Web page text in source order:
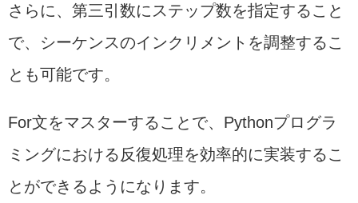
さらに、第三引数にステップ数を指定すること
で、シーケンスのインクリメントを調整するこ
とも可能です。
For文をマスターすることで、Pythonプログラ
ミングにおける反復処理を効率的に実装するこ
とができるようになります。